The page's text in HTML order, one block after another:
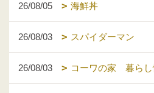
26/08/05 海鮮丼
26/08/03 スパイダーマン
26/08/03 コーワの家 暮らし